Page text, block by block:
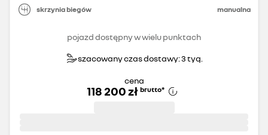
skrzynia biegów manualna
pojazd dostępny w wielu punktach
szacowany czas dostawy: 3 tyg.
cena
118 200 zł brutto*